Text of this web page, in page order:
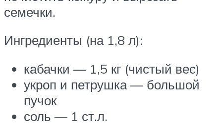
семечки.
Ингредиенты (на 1,8 л):
кабачки — 1,5 кг (чистый вес)
укроп и петрушка — большой
пучок
соль — 1 ст.л.